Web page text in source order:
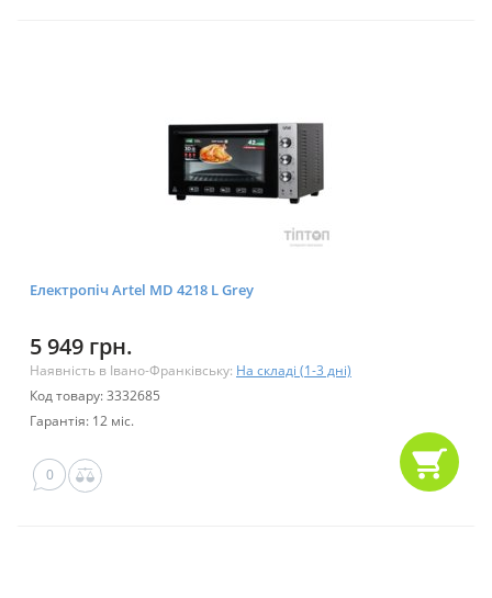
Електропіч Artel MD 4218 L Grey
5 949 грн.
Наявність в Івано-Франківську: На складі (1-3 дні)
Код товару: 3332685
Гарантія: 12 міс.
0